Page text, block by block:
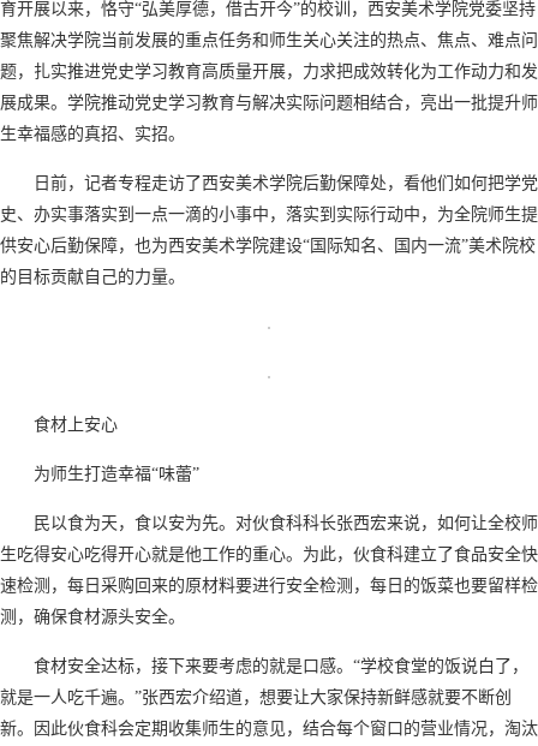
育开展以来，恪守“弘美厚德，借古开今”的校训，西安美术学院党委坚持
聚焦解决学院当前发展的重点任务和师生关心关注的热点、焦点、难点问
题，扎实推进党史学习教育高质量开展，力求把成效转化为工作动力和发
展成果。学院推动党史学习教育与解决实际问题相结合，亮出一批提升师
生幸福感的真招、实招。
日前，记者专程走访了西安美术学院后勤保障处，看他们如何把学党
史、办实事落实到一点一滴的小事中，落实到实际行动中，为全院师生提
供安心后勤保障，也为西安美术学院建设“国际知名、国内一流”美术院校
的目标贡献自己的力量。
食材上安心
为师生打造幸福“味蕾”
民以食为天，食以安为先。对伙食科科长张西宏来说，如何让全校师
生吃得安心吃得开心就是他工作的重心。为此，伙食科建立了食品安全快
速检测，每日采购回来的原材料要进行安全检测，每日的饭菜也要留样检
测，确保食材源头安全。
食材安全达标，接下来要考虑的就是口感。“学校食堂的饭说白了，
就是一人吃千遍。”张西宏介绍道，想要让大家保持新鲜感就要不断创
新。因此伙食科会定期收集师生的意见，结合每个窗口的营业情况，淘汰